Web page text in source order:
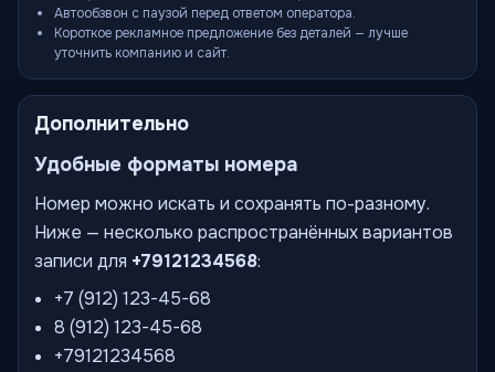
Автообзвон с паузой перед ответом оператора.
Короткое рекламное предложение без деталей — лучше
уточнить компанию и сайт.
Дополнительно
Удобные форматы номера
Номер можно искать и сохранять по-разному.
Ниже — несколько распространённых вариантов
записи для +79121234568:
+7 (912) 123-45-68
8 (912) 123-45-68
+79121234568